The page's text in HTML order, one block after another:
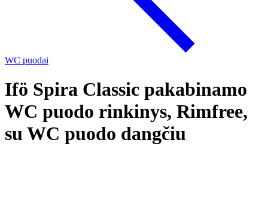
WC puodai
Ifö Spira Classic pakabinamo
WC puodo rinkinys, Rimfree,
su WC puodo dangčiu